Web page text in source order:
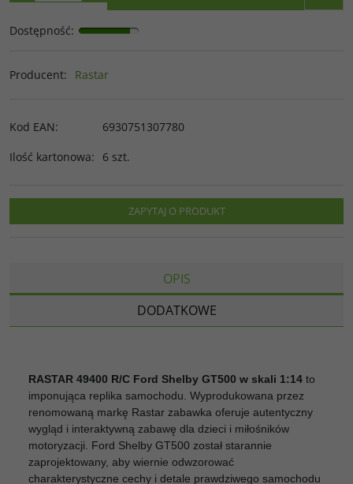
Dostępność:
Producent: Rastar
Kod EAN:
6930751307780
Ilość kartonowa: 6 szt.
ZAPYTAJ O PRODUKT
OPIS
DODATKOWE
RASTAR 49400 R/C Ford Shelby GT500 w skali 1:14 to
imponująca replika samochodu. Wyprodukowana przez
renomowaną markę Rastar zabawka oferuje autentyczny
wygląd i interaktywną zabawę dla dzieci i miłośników
motoryzacji. Ford Shelby GT500 został starannie
zaprojektowany, aby wiernie odwzorować
charakterystyczne cechy i detale prawdziwego samochodu